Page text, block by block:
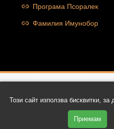
Програма Псоралек
Фамилия Имунобор
Copyright © 2026 Ocolut.com |
дизайн и
Този сайт използва бисквитки,
Приемам